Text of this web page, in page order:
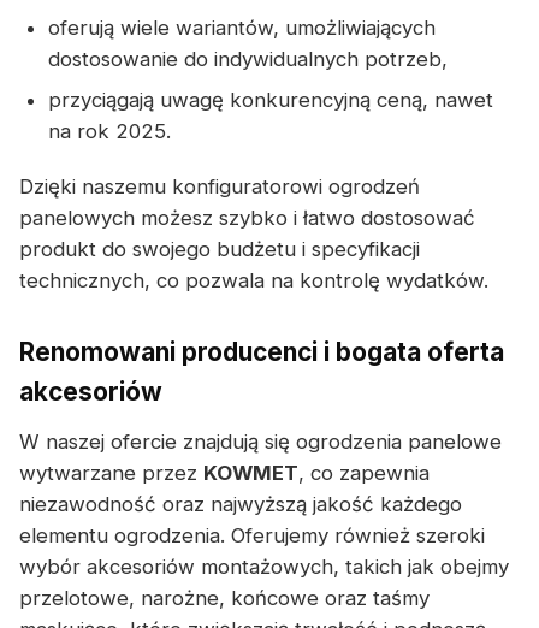
oferują wiele wariantów, umożliwiających
dostosowanie do indywidualnych potrzeb,
przyciągają uwagę konkurencyjną ceną, nawet
na rok 2025.
Dzięki naszemu konfiguratorowi ogrodzeń
panelowych możesz szybko i łatwo dostosować
produkt do swojego budżetu i specyfikacji
technicznych, co pozwala na kontrolę wydatków.
Renomowani producenci i bogata oferta
akcesoriów
W naszej ofercie znajdują się ogrodzenia panelowe
wytwarzane przez KOWMET, co zapewnia
niezawodność oraz najwyższą jakość każdego
elementu ogrodzenia. Oferujemy również szeroki
wybór akcesoriów montażowych, takich jak obejmy
przelotowe, narożne, końcowe oraz taśmy